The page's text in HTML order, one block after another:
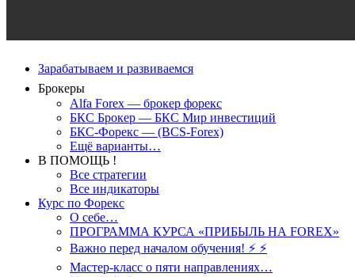
Зарабатываем и развиваемся
Брокеры
Alfa Forex — брокер форекс
БКС Брокер — БКС Мир инвестиций
БКС-Форекс — (BCS-Forex)
Ещё варианты…
В ПОМОЩЬ !
Все стратегии
Все индикаторы
Курс по Форекс
О себе…
ПРОГРАММА КУРСА «ПРИБЫЛЬ НА FOREX»
Важно перед началом обучения! ⚡ ⚡
Мастер-класс о пяти направлениях…